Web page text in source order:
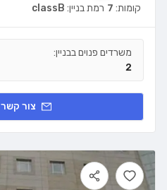
רמת בניין: classB קומות: 7
משרדים פנוים בבניין:
2
צור קשר